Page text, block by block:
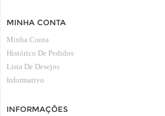
MINHA CONTA
Minha Conta
Histórico De Pedidos
Lista De Desejos
Informativo
INFORMAÇÕES